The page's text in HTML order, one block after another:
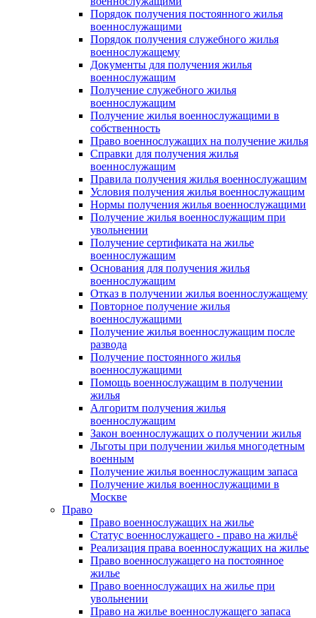
Порядок получения постоянного жилья
военнослужащими
Порядок получения служебного жилья
военнослужащему
Документы для получения жилья
военнослужащим
Получение служебного жилья
военнослужащим
Получение жилья военнослужащими в
собственность
Право военнослужащих на получение жилья
Справки для получения жилья
военнослужащим
Правила получения жилья военнослужащим
Условия получения жилья военнослужащим
Нормы получения жилья военнослужащими
Получение жилья военнослужащим при
увольнении
Получение сертификата на жилье
военнослужащим
Основания для получения жилья
военнослужащим
Отказ в получении жилья военнослужащему
Повторное получение жилья
военнослужащими
Получение жилья военнослужащим после
развода
Получение постоянного жилья
военнослужащими
Помощь военнослужащим в получении
жилья
Алгоритм получения жилья
военнослужащим
Закон военнослужащих о получении жилья
Льготы при получении жилья многодетным
военным
Получение жилья военнослужащим запаса
Получение жилья военнослужащими в
Москве
Право
Право военнослужащих на жилье
Статус военнослужащего - право на жильё
Реализация права военнослужащих на жилье
Право военнослужащего на постоянное
жилье
Право военнослужащих на жилье при
увольнении
Право на жилье военнослужащего запаса